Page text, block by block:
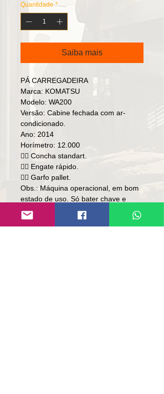
Quantidade *
Saiba mais
PÁ CARREGADEIRA
Marca: KOMATSU
Modelo: WA200
Versão: Cabine fechada com ar-
condicionado.
Ano: 2014
Horímetro: 12.000
👉🏻 Concha standart.
👉🏻 Engate rápido.
👉🏻 Garfo pallet.
Obs.: Máquina operacional, em bom
estado de uso. Só bater chave e
trabalhar.
Preço: R$ 369,000